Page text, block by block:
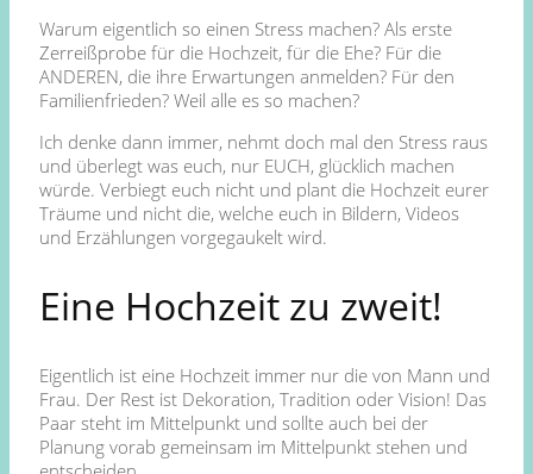
Warum eigentlich so einen Stress machen? Als erste
Zerreißprobe für die Hochzeit, für die Ehe? Für die
ANDEREN, die ihre Erwartungen anmelden? Für den
Familienfrieden? Weil alle es so machen?
Ich denke dann immer, nehmt doch mal den Stress raus
und überlegt was euch, nur EUCH, glücklich machen
würde. Verbiegt euch nicht und plant die Hochzeit eurer
Träume und nicht die, welche euch in Bildern, Videos
und Erzählungen vorgegaukelt wird.
Eine Hochzeit zu zweit!
Eigentlich ist eine Hochzeit immer nur die von Mann und
Frau. Der Rest ist Dekoration, Tradition oder Vision! Das
Paar steht im Mittelpunkt und sollte auch bei der
Planung vorab gemeinsam im Mittelpunkt stehen und